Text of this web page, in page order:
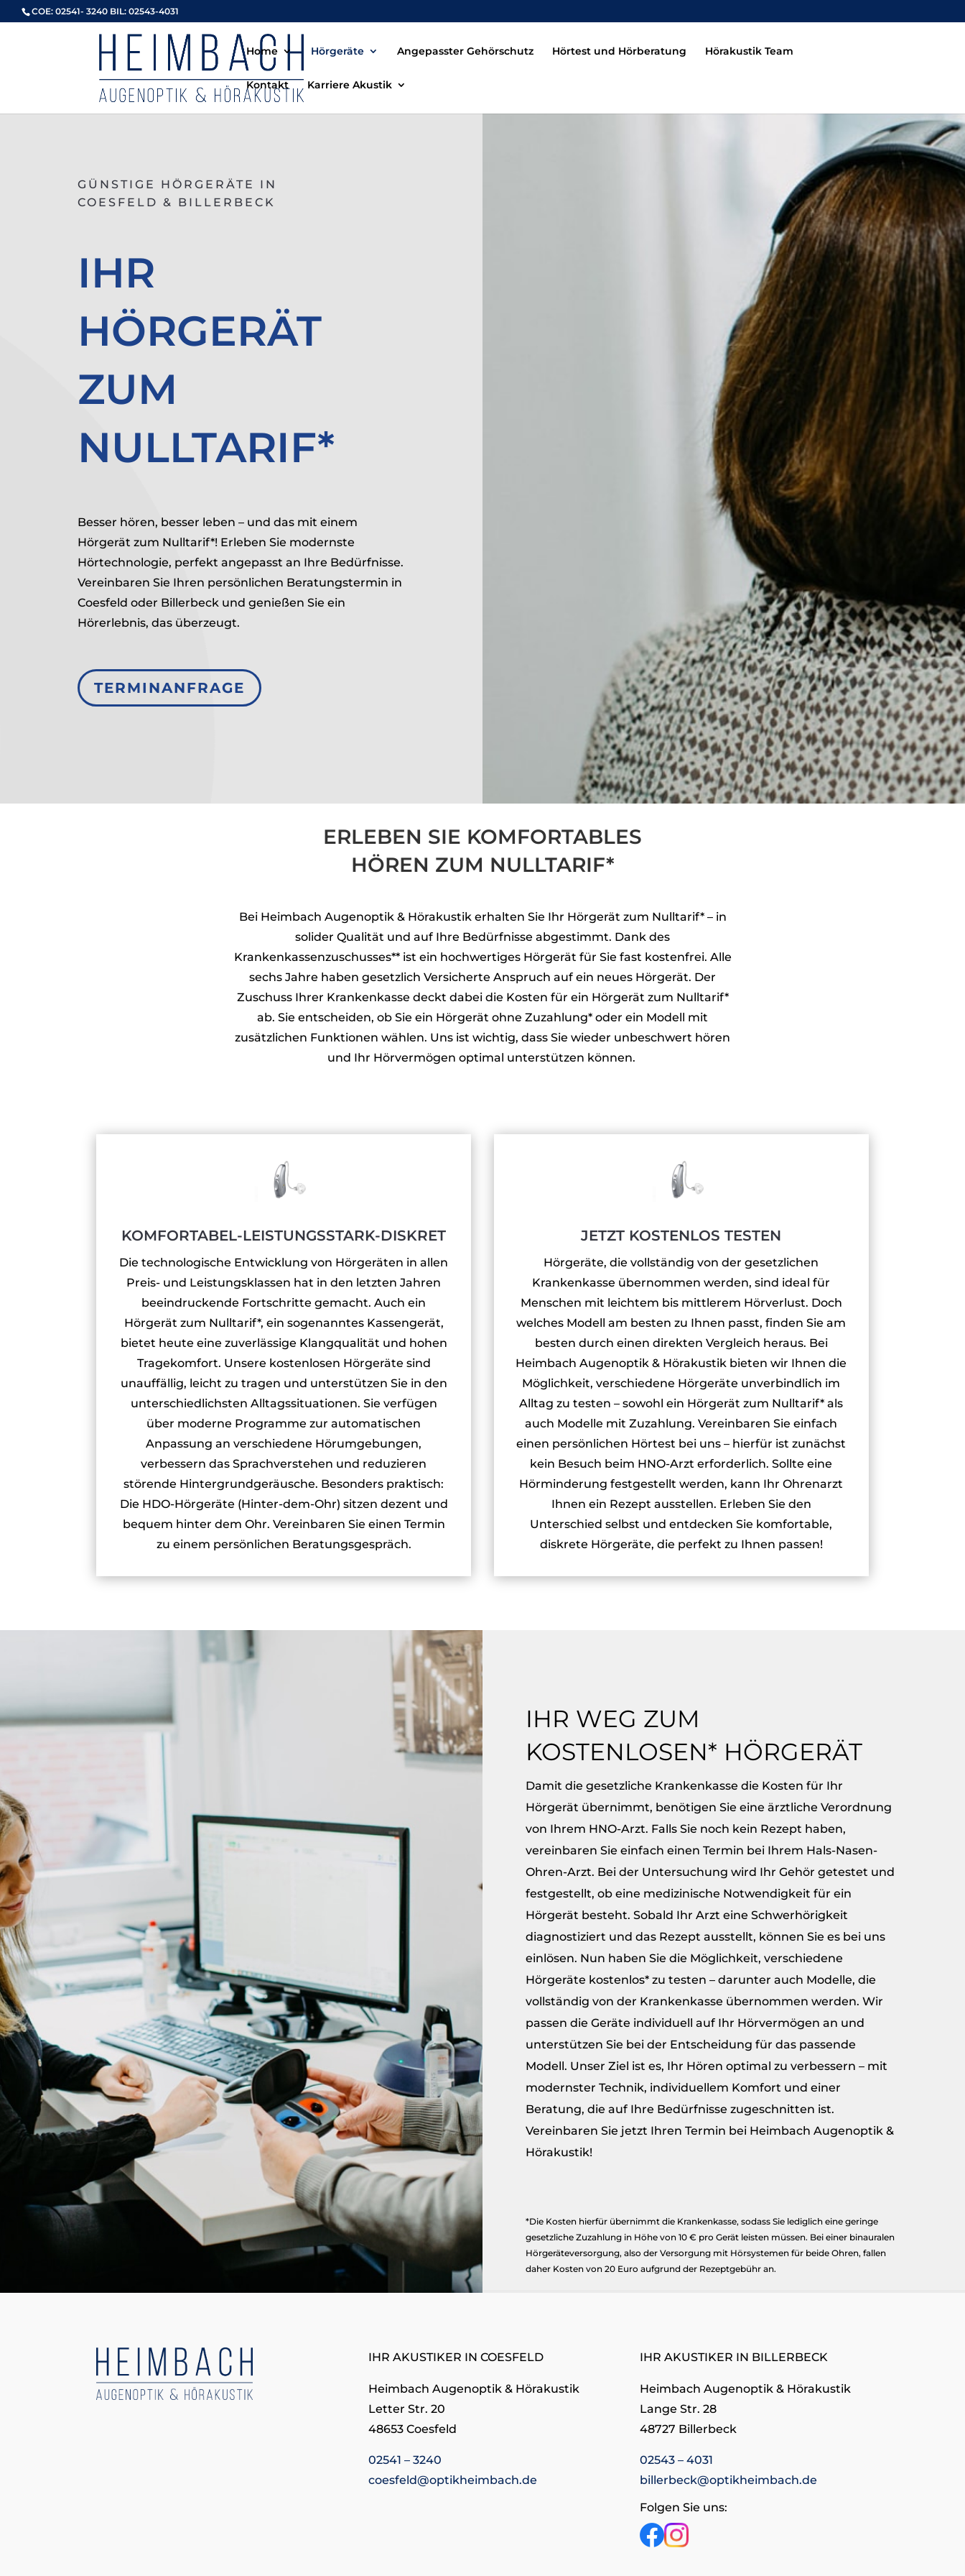
Zum
Inhalt
COE: 02541- 3240 BIL: 02543-4031
Home Hörgeräte Angepasster Gehörschutz Hörtest und Hörberatung Hörakustik Team
Kontakt Karriere Akustik
GÜNSTIGE HÖRGERÄTE IN
COESFELD & BILLERBECK
IHR
HÖRGERÄT
ZUM
NULLTARIF*
Besser hören, besser leben – und das mit einem
Hörgerät zum Nulltarif*! Erleben Sie modernste
Hörtechnologie, perfekt angepasst an Ihre Bedürfnisse.
Vereinbaren Sie Ihren persönlichen Beratungstermin in
Coesfeld oder Billerbeck und genießen Sie ein
Hörerlebnis, das überzeugt.
TERMINANFRAGE
ERLEBEN SIE KOMFORTABLES
HÖREN ZUM NULLTARIF*
Bei Heimbach Augenoptik & Hörakustik erhalten Sie Ihr Hörgerät zum Nulltarif* – in
solider Qualität und auf Ihre Bedürfnisse abgestimmt. Dank des
Krankenkassenzuschusses** ist ein hochwertiges Hörgerät für Sie fast kostenfrei. Alle
sechs Jahre haben gesetzlich Versicherte Anspruch auf ein neues Hörgerät. Der
Zuschuss Ihrer Krankenkasse deckt dabei die Kosten für ein Hörgerät zum Nulltarif*
ab. Sie entscheiden, ob Sie ein Hörgerät ohne Zuzahlung* oder ein Modell mit
zusätzlichen Funktionen wählen. Uns ist wichtig, dass Sie wieder unbeschwert hören
und Ihr Hörvermögen optimal unterstützen können.
KOMFORTABEL-LEISTUNGSSTARK-DISKRET
Die technologische Entwicklung von Hörgeräten in allen
Preis- und Leistungsklassen hat in den letzten Jahren
beeindruckende Fortschritte gemacht. Auch ein
Hörgerät zum Nulltarif*, ein sogenanntes Kassengerät,
bietet heute eine zuverlässige Klangqualität und hohen
Tragekomfort. Unsere kostenlosen Hörgeräte sind
unauffällig, leicht zu tragen und unterstützen Sie in den
unterschiedlichsten Alltagssituationen. Sie verfügen
über moderne Programme zur automatischen
Anpassung an verschiedene Hörumgebungen,
verbessern das Sprachverstehen und reduzieren
störende Hintergrundgeräusche. Besonders praktisch:
Die HDO-Hörgeräte (Hinter-dem-Ohr) sitzen dezent und
bequem hinter dem Ohr. Vereinbaren Sie einen Termin
zu einem persönlichen Beratungsgespräch.
JETZT KOSTENLOS TESTEN
Hörgeräte, die vollständig von der gesetzlichen
Krankenkasse übernommen werden, sind ideal für
Menschen mit leichtem bis mittlerem Hörverlust. Doch
welches Modell am besten zu Ihnen passt, finden Sie am
besten durch einen direkten Vergleich heraus. Bei
Heimbach Augenoptik & Hörakustik bieten wir Ihnen die
Möglichkeit, verschiedene Hörgeräte unverbindlich im
Alltag zu testen – sowohl ein Hörgerät zum Nulltarif* als
auch Modelle mit Zuzahlung. Vereinbaren Sie einfach
einen persönlichen Hörtest bei uns – hierfür ist zunächst
kein Besuch beim HNO-Arzt erforderlich. Sollte eine
Hörminderung festgestellt werden, kann Ihr Ohrenarzt
Ihnen ein Rezept ausstellen. Erleben Sie den
Unterschied selbst und entdecken Sie komfortable,
diskrete Hörgeräte, die perfekt zu Ihnen passen!
IHR WEG ZUM
KOSTENLOSEN* HÖRGERÄT
Damit die gesetzliche Krankenkasse die Kosten für Ihr
Hörgerät übernimmt, benötigen Sie eine ärztliche Verordnung
von Ihrem HNO-Arzt. Falls Sie noch kein Rezept haben,
vereinbaren Sie einfach einen Termin bei Ihrem Hals-Nasen-
Ohren-Arzt. Bei der Untersuchung wird Ihr Gehör getestet und
festgestellt, ob eine medizinische Notwendigkeit für ein
Hörgerät besteht. Sobald Ihr Arzt eine Schwerhörigkeit
diagnostiziert und das Rezept ausstellt, können Sie es bei uns
einlösen. Nun haben Sie die Möglichkeit, verschiedene
Hörgeräte kostenlos* zu testen – darunter auch Modelle, die
vollständig von der Krankenkasse übernommen werden. Wir
passen die Geräte individuell auf Ihr Hörvermögen an und
unterstützen Sie bei der Entscheidung für das passende
Modell. Unser Ziel ist es, Ihr Hören optimal zu verbessern – mit
modernster Technik, individuellem Komfort und einer
Beratung, die auf Ihre Bedürfnisse zugeschnitten ist.
Vereinbaren Sie jetzt Ihren Termin bei Heimbach Augenoptik &
Hörakustik!
*Die Kosten hierfür übernimmt die Krankenkasse, sodass Sie lediglich eine geringe
gesetzliche Zuzahlung in Höhe von 10 € pro Gerät leisten müssen. Bei einer binauralen
Hörgeräteversorgung, also der Versorgung mit Hörsystemen für beide Ohren, fallen
daher Kosten von 20 Euro aufgrund der Rezeptgebühr an.
IHR AKUSTIKER IN COESFELD
Heimbach Augenoptik & Hörakustik
Letter Str. 20
48653 Coesfeld
02541 – 3240
coesfeld@optikheimbach.de
IHR AKUSTIKER IN BILLERBECK
Heimbach Augenoptik & Hörakustik
Lange Str. 28
48727 Billerbeck
02543 – 4031
billerbeck@optikheimbach.de
Folgen Sie uns: